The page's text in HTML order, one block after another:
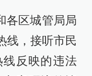
各区城管局局
线，接听市民
反映的违法